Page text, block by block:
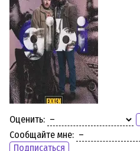
Оценить:
Сообщайте мне:
Подписаться